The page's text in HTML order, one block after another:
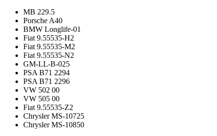
MB 229.5
Porsche A40
BMW Longlife-01
Fiat 9.55535-H2
Fiat 9.55535-M2
Fiat 9.55535-N2
GM-LL-B-025
PSA B71 2294
PSA B71 2296
VW 502 00
VW 505 00
Fiat 9.55535-Z2
Chrysler MS-10725
Chrysler MS-10850